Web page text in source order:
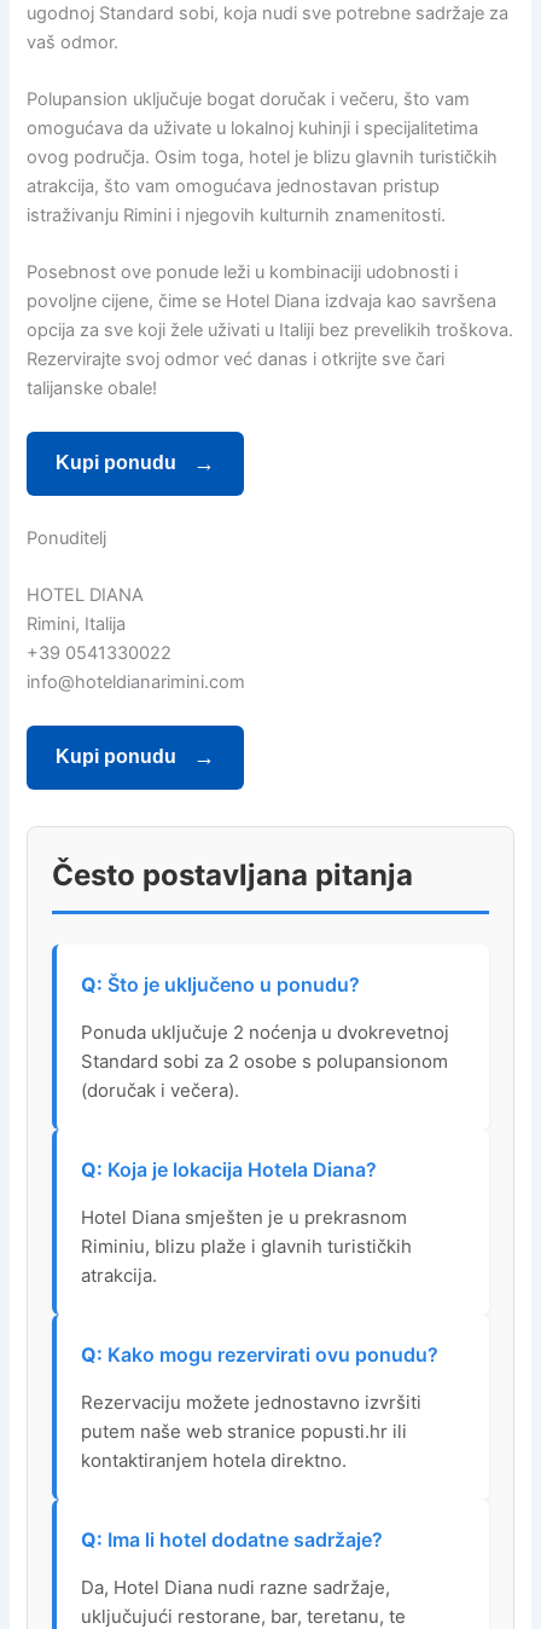
ugodnoj Standard sobi, koja nudi sve potrebne sadržaje za
vaš odmor.
Polupansion uključuje bogat doručak i večeru, što vam
omogućava da uživate u lokalnoj kuhinji i specijalitetima
ovog područja. Osim toga, hotel je blizu glavnih turističkih
atrakcija, što vam omogućava jednostavan pristup
istraživanju Rimini i njegovih kulturnih znamenitosti.
Posebnost ove ponude leži u kombinaciji udobnosti i
povoljne cijene, čime se Hotel Diana izdvaja kao savršena
opcija za sve koji žele uživati u Italiji bez prevelikih troškova.
Rezervirajte svoj odmor već danas i otkrijte sve čari
talijanske obale!
Kupi ponudu
Ponuditelj
HOTEL DIANA
Rimini, Italija
+39 0541330022
info@hoteldianarimini.com
Kupi ponudu
Često postavljana pitanja
Što je uključeno u ponudu?
Ponuda uključuje 2 noćenja u dvokrevetnoj
Standard sobi za 2 osobe s polupansionom
(doručak i večera).
Koja je lokacija Hotela Diana?
Hotel Diana smješten je u prekrasnom
Riminiu, blizu plaže i glavnih turističkih
atrakcija.
Kako mogu rezervirati ovu ponudu?
Rezervaciju možete jednostavno izvršiti
putem naše web stranice popusti.hr ili
kontaktiranjem hotela direktno.
Ima li hotel dodatne sadržaje?
Da, Hotel Diana nudi razne sadržaje,
uključujući restorane, bar, teretanu, te